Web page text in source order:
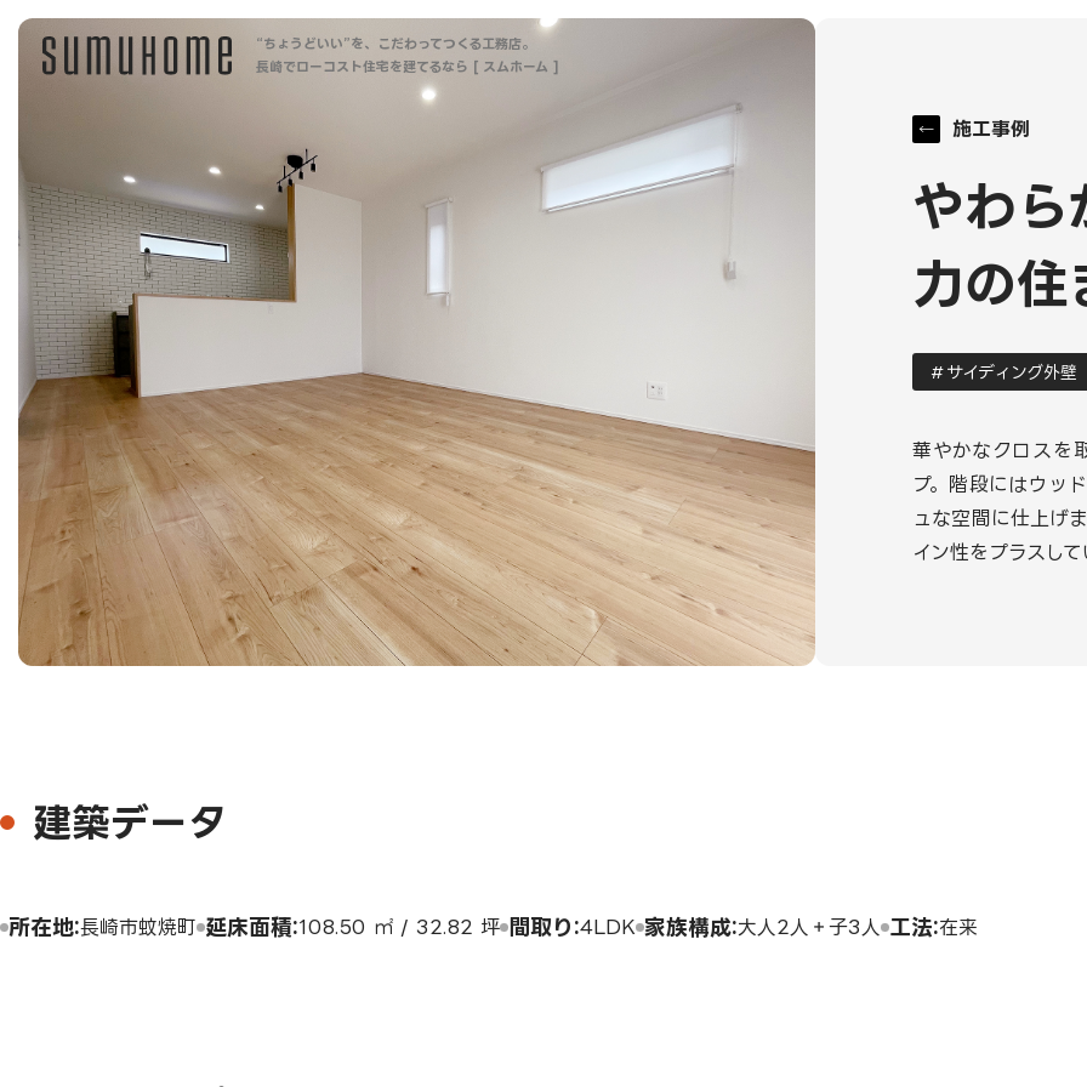
“ちょうどいい”を、こだわってつくる工務店。
長崎でローコスト住宅を建てるなら [ スムホーム ]
施工事例
やわら
力の住
サイディング外壁
華やかなクロスを
プ。階段にはウッ
ュな空間に仕上げ
イン性をプラスして
建築データ
所在地 長崎市蚊焼町 延床面積 108.50 ㎡ / 32.82 坪 間取り 4LDK 家族構成 大人2人＋子3人 工法 在来